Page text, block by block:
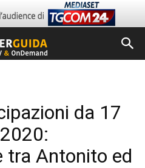
da 17
tra Antonito ed